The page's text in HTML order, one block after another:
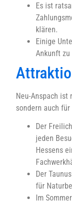
Es ist
klären.
Einige
Ankunft zu
Neu-Anspach
sondern auch
Der
jeden
Hessens
Der
für
Im